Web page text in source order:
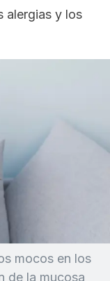
alergias y los
mocos en los
de la mucosa